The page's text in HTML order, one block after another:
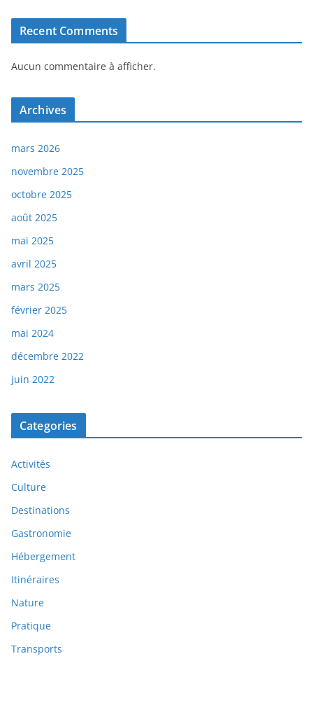
Recent Comments
Aucun commentaire à afficher.
Archives
mars 2026
novembre 2025
octobre 2025
août 2025
mai 2025
avril 2025
mars 2025
février 2025
mai 2024
décembre 2022
juin 2022
Categories
Activités
Culture
Destinations
Gastronomie
Hébergement
Itinéraires
Nature
Pratique
Transports